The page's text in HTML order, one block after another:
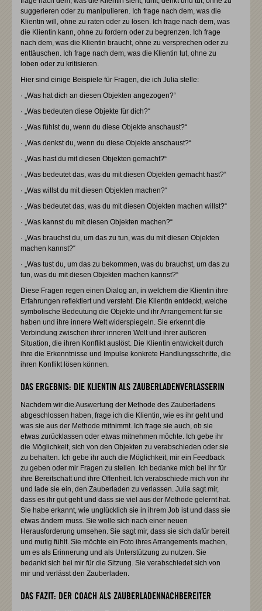
suggerieren oder zu manipulieren. Ich frage nach dem, was die
Klientin will, ohne zu raten oder zu lösen. Ich frage nach dem, was
die Klientin kann, ohne zu fordern oder zu begrenzen. Ich frage
nach dem, was die Klientin braucht, ohne zu versprechen oder zu
enttäuschen. Ich frage nach dem, was die Klientin tut, ohne zu
loben oder zu kritisieren.
Hier sind einige Beispiele für Fragen, die ich Julia stelle:
· „Was hat dich an diesen Objekten angezogen?“
· „Was bedeuten diese Objekte für dich?“
· „Was fühlst du, wenn du diese Objekte anschaust?“
· „Was denkst du, wenn du diese Objekte anschaust?“
· „Was hast du mit diesen Objekten gemacht?“
· „Was bedeutet das, was du mit diesen Objekten gemacht hast?“
· „Was willst du mit diesen Objekten machen?“
· „Was bedeutet das, was du mit diesen Objekten machen willst?“
· „Was kannst du mit diesen Objekten machen?“
· „Was brauchst du, um das zu tun, was du mit diesen Objekten
machen kannst?“
· „Was tust du, um das zu bekommen, was du brauchst, um das zu
tun, was du mit diesen Objekten machen kannst?“
Diese Fragen regen einen Dialog an, in welchem die Klientin ihre
Erfahrungen reflektiert und versteht. Die Klientin entdeckt, welche
symbolische Bedeutung die Objekte und ihr Arrangement für sie
haben und ihre innere Welt widerspiegeln. Sie erkennt die
Verbindung zwischen ihrer inneren Welt und ihrer äußeren
Situation, die ihren Konflikt auslöst. Die Klientin entwickelt durch
ihre die Erkenntnisse und Impulse konkrete Handlungsschritte, die
ihren Konflikt lösen können.
DAS ERGEBNIS: DIE KLIENTIN ALS ZAUBERLADENVERLASSERIN
Nachdem wir die Auswertung der Methode des Zauberladens
abgeschlossen haben, frage ich die Klientin, wie es ihr geht und
was sie aus der Methode mitnimmt. Ich frage sie auch, ob sie
etwas zurücklassen oder etwas mitnehmen möchte. Ich gebe ihr
die Möglichkeit, sich von den Objekten zu verabschieden oder sie
zu behalten. Ich gebe ihr auch die Möglichkeit, mir ein Feedback
zu geben oder mir Fragen zu stellen. Ich bedanke mich bei ihr für
ihre Bereitschaft und ihre Offenheit. Ich verabschiede mich von ihr
und lade sie ein, den Zauberladen zu verlassen. Julia sagt mir,
dass es ihr gut geht und dass sie viel aus der Methode gelernt hat.
Sie habe erkannt, wie unglücklich sie in ihrem Job ist und dass sie
etwas ändern muss. Sie wolle sich nach einer neuen
Herausforderung umsehen. Sie sagt mir, dass sie sich dafür bereit
und mutig fühlt. Sie möchte ein Foto ihres Arrangements machen,
um es als Erinnerung und als Unterstützung zu nutzen. Sie
bedankt sich bei mir für die Sitzung. Sie verabschiedet sich von
mir und verlässt den Zauberladen.
DAS FAZIT: DER COACH ALS ZAUBERLADENNACHBEREITER